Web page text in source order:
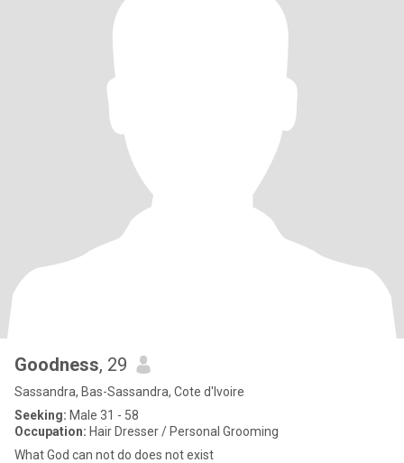
Goodness, 29
Sassandra, Bas-Sassandra, Cote d'Ivoire
Seeking: Male 31 - 58
Occupation: Hair Dresser / Personal Grooming
What God can not do does not exist